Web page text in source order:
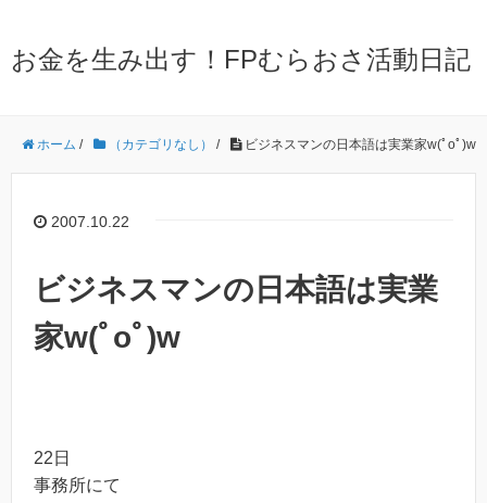
お金を生み出す！FPむらおさ活動日記
ホーム / （カテゴリなし） / ビジネスマンの日本語は実業家w(ﾟoﾟ)w
2007.10.22
ビジネスマンの日本語は実業
家w(ﾟoﾟ)w
22日
事務所にて